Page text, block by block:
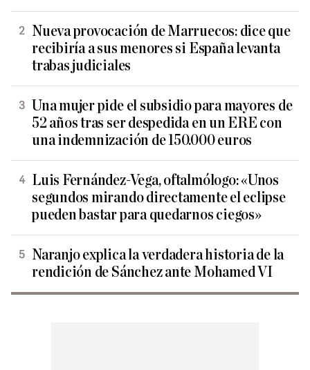
Nueva provocación de Marruecos: dice que
recibiría a sus menores si España levanta
trabas judiciales
Una mujer pide el subsidio para mayores de
52 años tras ser despedida en un ERE con
una indemnización de 150.000 euros
Luis Fernández-Vega, oftalmólogo: «Unos
segundos mirando directamente el eclipse
pueden bastar para quedarnos ciegos»
Naranjo explica la verdadera historia de la
rendición de Sánchez ante Mohamed VI